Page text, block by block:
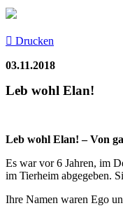
Drucken
03.11.2018
Leb wohl Elan!
Leb wohl Elan! – Von
Es war vor 6 Jahren, im
im Tierheim abgegeben.
Ihre Namen waren Ego